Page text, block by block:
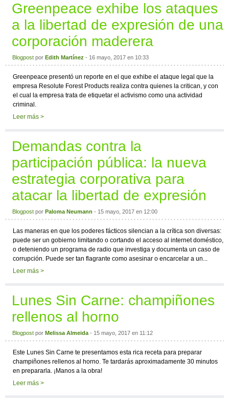
Greenpeace exhibe los ataques
a la libertad de expresión de una
corporación maderera
Blogpost por Edith Martínez - 16 mayo, 2017 en 10:33
Greenpeace presentó un reporte en el que exhibe el ataque legal que la
empresa Resolute Forest Products realiza contra quienes la critican, y con
el cual la empresa trata de etiquetar el activismo como una actividad
criminal.
Leer más >
Demandas contra la
participación pública: la nueva
estrategia corporativa para
atacar la libertad de expresión
Blogpost por Paloma Neumann - 15 mayo, 2017 en 12:00
Las maneras en que los poderes fácticos silencian a la crítica son diversas:
puede ser un gobierno limitando o cortando el acceso al internet doméstico,
o deteniendo un programa de radio que investiga y documenta un caso de
corrupción. Puede ser tan flagrante como asesinar o encarcelar a un...
Leer más >
Lunes Sin Carne: champiñones
rellenos al horno
Blogpost por Melissa Almeida - 15 mayo, 2017 en 11:12
Este Lunes Sin Carne te presentamos esta rica receta para preparar
champiñones rellenos al horno. Te tardarás aproximadamente 30 minutos
en prepararla. ¡Manos a la obra!
Leer más >